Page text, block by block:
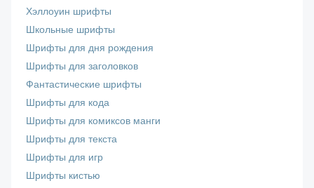
Хэллоуин шрифты
Школьные шрифты
Шрифты для дня рождения
Шрифты для заголовков
Фантастические шрифты
Шрифты для кода
Шрифты для комиксов манги
Шрифты для текста
Шрифты для игр
Шрифты кистью